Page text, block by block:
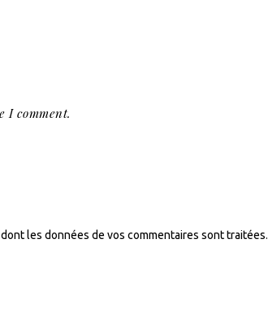
I comment.
les données de vos commentaires sont traitées.